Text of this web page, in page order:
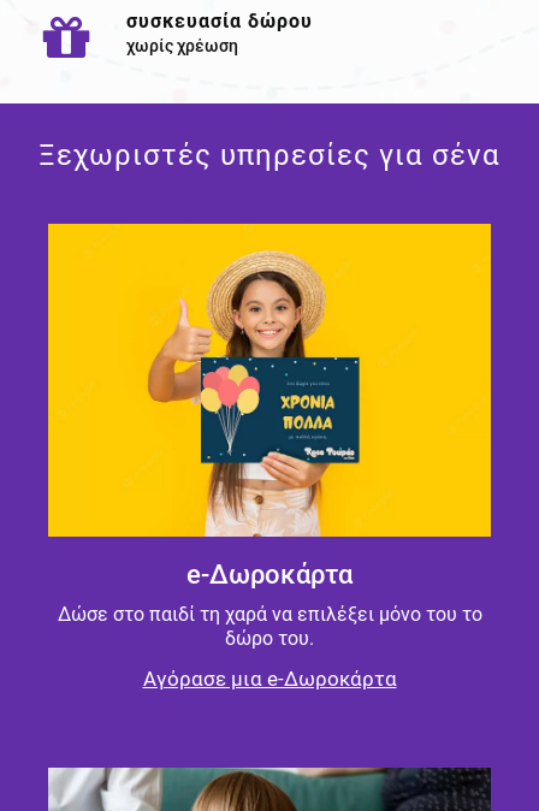
συσκευασία δώρου
χωρίς χρέωση
Ξεχωριστές υπηρεσίες για σένα
e-Δωροκάρτα
Δώσε στο παιδί τη χαρά να επιλέξει μόνο του το
δώρο του.
Αγόρασε μια e-Δωροκάρτα